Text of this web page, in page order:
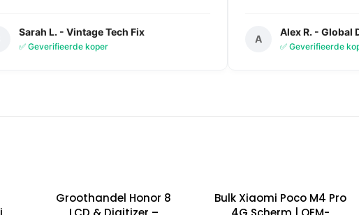
Sarah L. - Vintage Tech Fix
✅ Geverifieerde koper
A
Alex R. - Global
✅ Geverifieerde
Groothandel Honor 8
Bulk Xiaomi Poco M4 Pro